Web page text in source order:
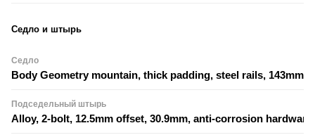
Седло и штырь
Седло
Body Geometry mountain, thick padding, steel rails, 143mm
Подседельный штырь
Alloy, 2-bolt, 12.5mm offset, 30.9mm, anti-corrosion hardware